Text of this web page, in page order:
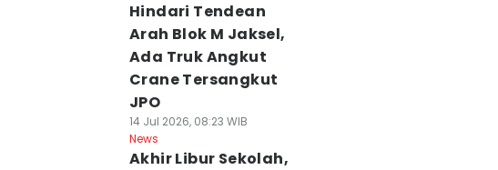
Hindari Tendean
Arah Blok M Jaksel,
Ada Truk Angkut
Crane Tersangkut
JPO
14 Jul 2026, 08:23 WIB
News
Akhir Libur Sekolah,